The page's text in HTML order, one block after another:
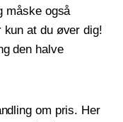
måske også
at du øver dig!
den halve
om pris. Her